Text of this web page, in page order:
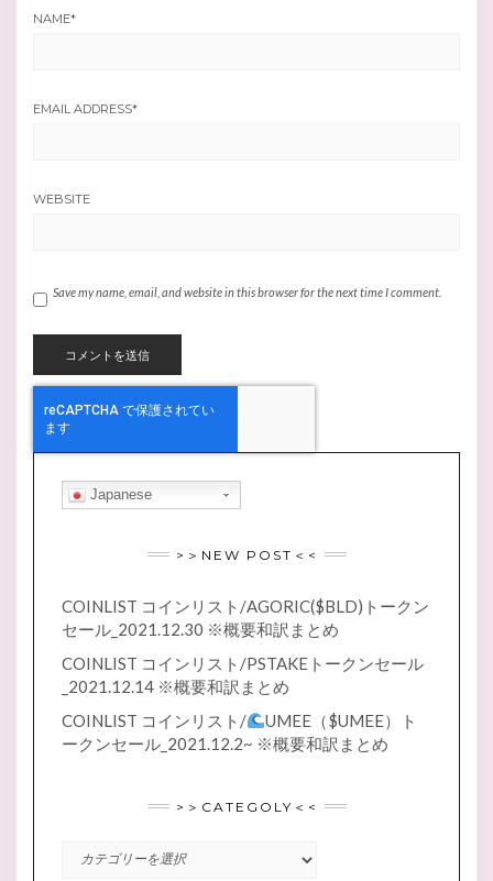
NAME*
EMAIL ADDRESS*
WEBSITE
Save my name, email, and website in this browser for the next time I comment.
Japanese
>＞NEW POST＜<
COINLIST コインリスト/AGORIC($BLD)トークン
セール_2021.12.30 ※概要和訳まとめ
COINLIST コインリスト/PSTAKEトークンセール
_2021.12.14 ※概要和訳まとめ
COINLIST コインリスト/
UMEE（$UMEE）ト
ークンセール_2021.12.2~ ※概要和訳まとめ
>＞CATEGOLY＜<